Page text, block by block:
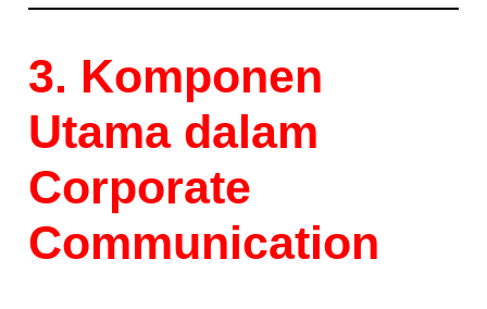
3. Komponen
Utama dalam
Corporate
Communication